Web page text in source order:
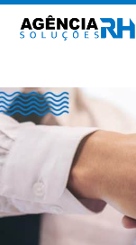
para
conteúdo